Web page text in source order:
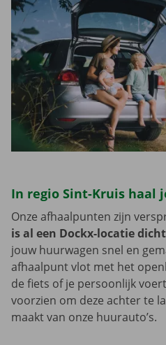
In regio Sint-Kruis haal
Onze afhaalpunten zijn
is al een Dockx-locatie
jouw huurwagen snel en
afhaalpunt vlot met het
de fiets of je persoonlijk
voorzien om deze achter te
maakt van onze huurauto’s.